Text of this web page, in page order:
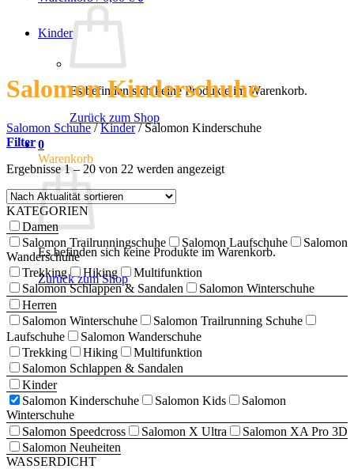
Es befinden sich keine Produkte im Warenkorb.
Zurück zum Shop
0
Warenkorb
Es befinden sich keine Produkte im Warenkorb.
Zurück zum Shop
Kinder
Salomon Kinderschuhe
Salomon Schuhe / Kinder /Salomon Kinderschuhe
Filter
Ergebnisse 1 – 20 von 22 werden angezeigtNach
KATEGORIEN
Damen
Salomon Trailrunningschuhe
Salomon Laufschuhe
Salomon
Wanderschuhe
Trekking
Hiking
Multifunktion
Salomon Schlappen & Sandalen
Salomon Winterschuhe
Herren
Salomon Winterschuhe
Salomon Trailrunning Schuhe
Laufschuhe
Salomon Wanderschuhe
Trekking
Hiking
Multifunktion
Salomon Schlappen & Sandalen
Kinder
Salomon Kinderschuhe
Salomon Kids
Salomon
Winterschuhe
Salomon Speedcross
Salomon X Ultra
Salomon XA Pro 3D
Salomon Neuheiten
WASSERDICHT